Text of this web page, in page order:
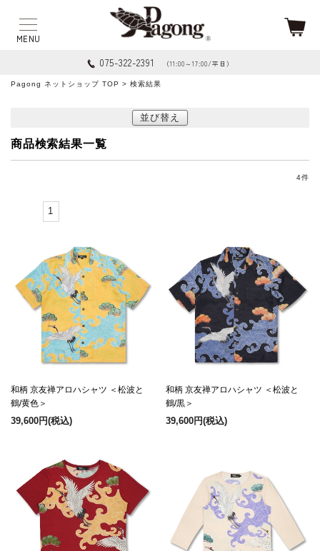
075-322-2391 （11:00～17:00/平日）
Pagong ネットショップ TOP > 検索結果
並び替え
商品検索結果一覧
4件
1
和柄 京友禅アロハシャツ ＜松波と
鶴/黄色＞
39,600円(税込)
和柄 京友禅アロハシャツ ＜松波と
鶴/黒＞
39,600円(税込)